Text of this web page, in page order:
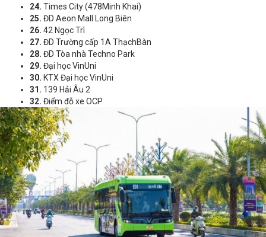
24. Times City (478Minh Khai)
25. ĐD Aeon Mall Long Biên
26. 42 Ngọc Trì
27. ĐD Trường cấp 1A ThạchBàn
28. ĐD Tòa nhà Techno Park
29. Đại học VinUni
30. KTX Đại học VinUni
31. 139 Hải Âu 2
32. Điểm đỗ xe OCP